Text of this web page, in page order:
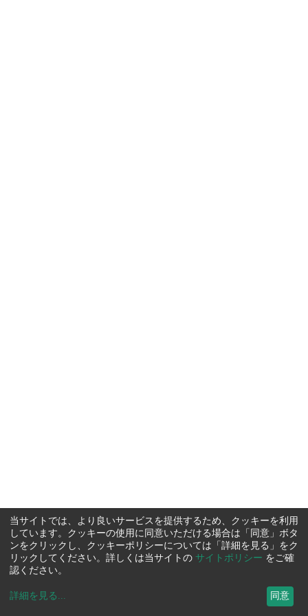
当サイトでは、より良いサービスを提供するため、クッキーを利用
しています。クッキーの使用に同意いただける場合は「同意」ボタ
ンをクリックし、クッキーポリシーについては「詳細を見る」をク
リックしてください。詳しくは当サイトの サイトポリシー をご確
認ください。
詳細を見る ... 同意